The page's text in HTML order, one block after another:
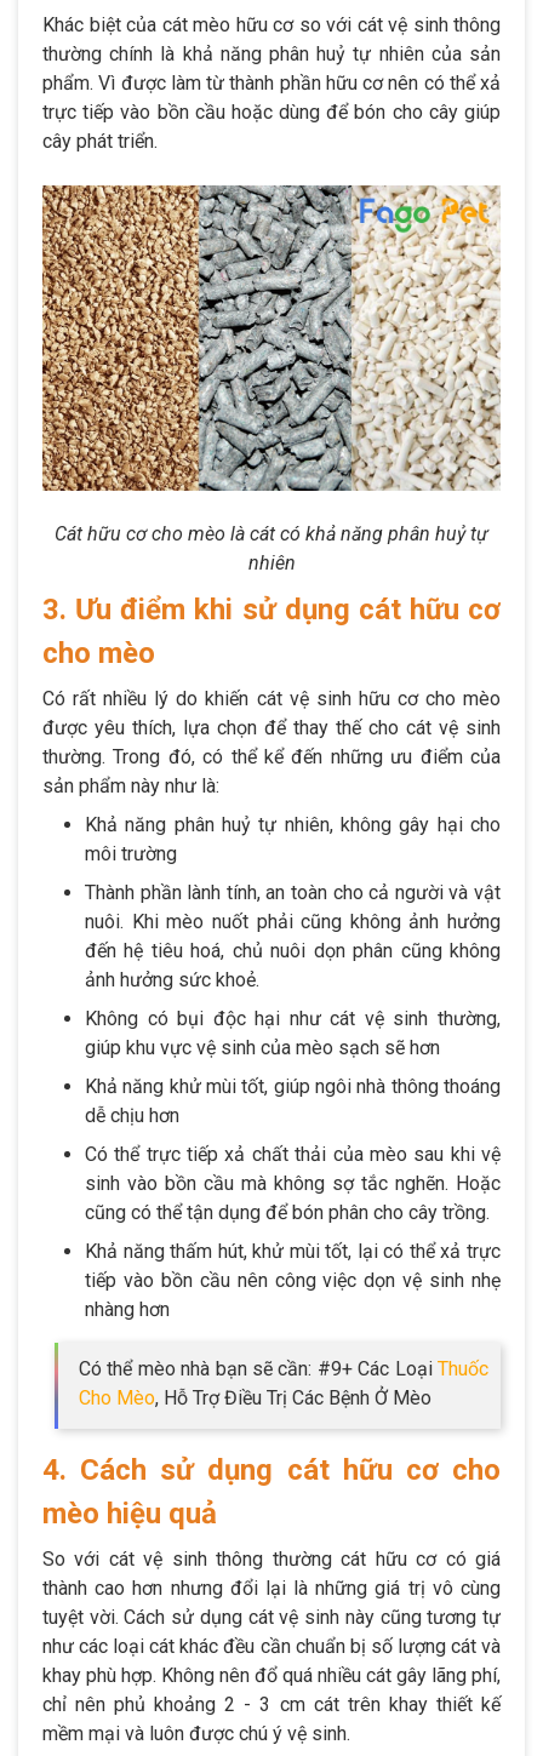
Khác biệt của cát mèo hữu cơ so với cát vệ sinh thông
thường chính là khả năng phân huỷ tự nhiên của sản
phẩm. Vì được làm từ thành phần hữu cơ nên có thể xả
trực tiếp vào bồn cầu hoặc dùng để bón cho cây giúp
cây phát triển.
Cát hữu cơ cho mèo là cát có khả năng phân huỷ tự
nhiên
3. Ưu điểm khi sử dụng cát hữu cơ
cho mèo
Có rất nhiều lý do khiến cát vệ sinh hữu cơ cho mèo
được yêu thích, lựa chọn để thay thế cho cát vệ sinh
thường. Trong đó, có thể kể đến những ưu điểm của
sản phẩm này như là:
Khả năng phân huỷ tự nhiên, không gây hại cho
môi trường
Thành phần lành tính, an toàn cho cả người và vật
nuôi. Khi mèo nuốt phải cũng không ảnh hưởng
đến hệ tiêu hoá, chủ nuôi dọn phân cũng không
ảnh hưởng sức khoẻ.
Không có bụi độc hại như cát vệ sinh thường,
giúp khu vực vệ sinh của mèo sạch sẽ hơn
Khả năng khử mùi tốt, giúp ngôi nhà thông thoáng
dễ chịu hơn
Có thể trực tiếp xả chất thải của mèo sau khi vệ
sinh vào bồn cầu mà không sợ tắc nghẽn. Hoặc
cũng có thể tận dụng để bón phân cho cây trồng.
Khả năng thấm hút, khử mùi tốt, lại có thể xả trực
tiếp vào bồn cầu nên công việc dọn vệ sinh nhẹ
nhàng hơn
Có thể mèo nhà bạn sẽ cần: #9+ Các Loại Thuốc
Cho Mèo, Hỗ Trợ Điều Trị Các Bệnh Ở Mèo
4. Cách sử dụng cát hữu cơ cho
mèo hiệu quả
So với cát vệ sinh thông thường cát hữu cơ có giá
thành cao hơn nhưng đổi lại là những giá trị vô cùng
tuyệt vời. Cách sử dụng cát vệ sinh này cũng tương tự
như các loại cát khác đều cần chuẩn bị số lượng cát và
khay phù hợp. Không nên đổ quá nhiều cát gây lãng phí,
chỉ nên phủ khoảng 2 - 3 cm cát trên khay thiết kế
mềm mại và luôn được chú ý vệ sinh.